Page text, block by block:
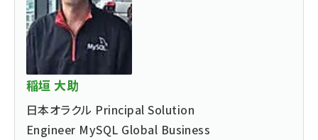
稲垣 大助
日本オラクル Principal Solution
Engineer MySQL Global Business